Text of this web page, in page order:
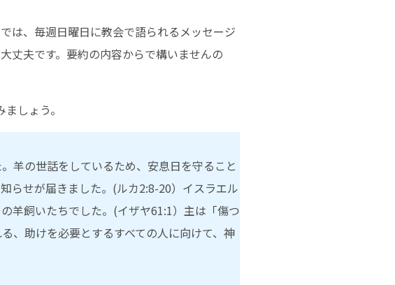
は、毎週日曜日に教会で語られるメッセージ
丈夫です。要約の内容からで構いませんの
しょう。
羊の世話をしているため、安息日を守ること
らせが届きました。(ルカ2:8-20）イスラエル
羊飼いたちでした。(イザヤ61:1）主は「傷つ
、助けを必要とするすべての人に向けて、神